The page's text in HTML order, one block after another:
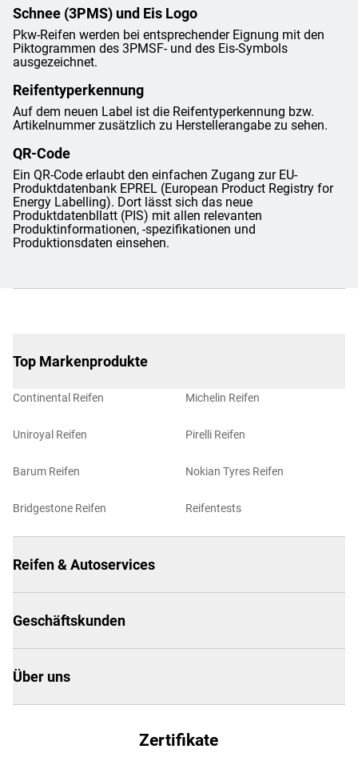
Schnee (3PMS) und Eis Logo
Pkw-Reifen werden bei entsprechender Eignung mit den
Piktogrammen des 3PMSF- und des Eis-Symbols
ausgezeichnet.
Reifentyperkennung
Auf dem neuen Label ist die Reifentyperkennung bzw.
Artikelnummer zusätzlich zu Herstellerangabe zu sehen.
QR-Code
Ein QR-Code erlaubt den einfachen Zugang zur EU-
Produktdatenbank EPREL (European Product Registry for
Energy Labelling). Dort lässt sich das neue
Produktdatenbllatt (PIS) mit allen relevanten
Produktinformationen, -spezifikationen und
Produktionsdaten einsehen.
Top Markenprodukte
Continental Reifen
Uniroyal Reifen
Barum Reifen
Bridgestone Reifen
Michelin Reifen
Pirelli Reifen
Nokian Tyres Reifen
Reifentests
Reifen & Autoservices
Geschäftskunden
Über uns
Zertifikate